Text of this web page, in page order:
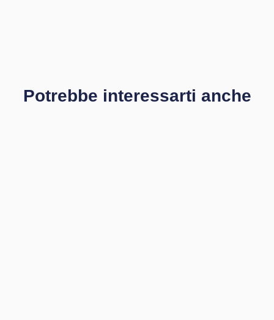
Potrebbe interessarti anche